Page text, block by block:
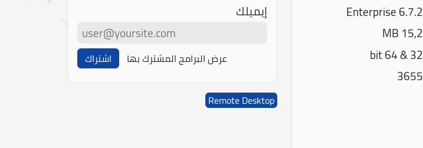
Enterprise 6.7.2
15,2 MB
32 & 64 bit
3655
إيميلك
عرض البرامج المشترك بها اشتراك
Remote Desktop